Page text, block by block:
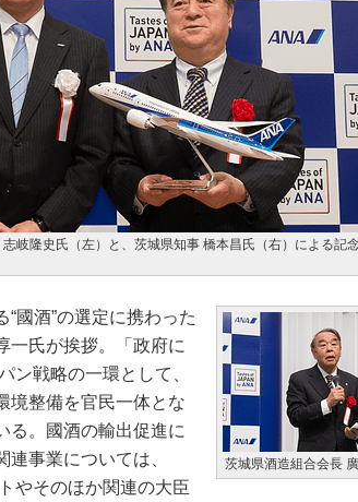
岐隆史氏（左）と、茨城県知事 橋本昌氏（右）による記
茨城県酒造組合会長
國酒”の選定に携わった
一氏が挨拶。「政府に
ン戦略の一環として、
境整備を官民一体とな
る。國酒の輸出促進に
事業については、
やそのほか関連の大臣